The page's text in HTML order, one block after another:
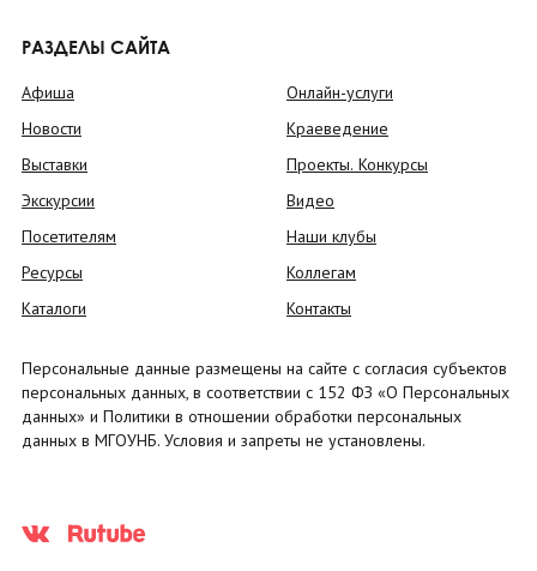
РАЗДЕЛЫ САЙТА
Афиша
Новости
Выставки
Экскурсии
Посетителям
Ресурсы
Каталоги
Онлайн-услуги
Краеведение
Проекты. Конкурсы
Видео
Наши клубы
Коллегам
Контакты
Персональные данные размещены на сайте с согласия субъектов
персональных данных, в соответствии с 152 ФЗ «О Персональных
данных» и Политики в отношении обработки персональных
данных в МГОУНБ. Условия и запреты не установлены.